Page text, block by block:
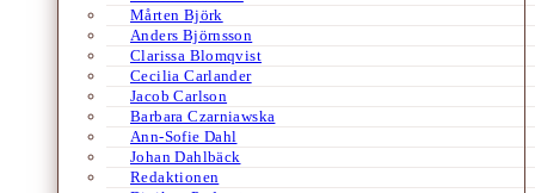
Mårten Björk
Anders Björnsson
Clarissa Blomqvist
Cecilia Carlander
Jacob Carlson
Barbara Czarniawska
Ann-Sofie Dahl
Johan Dahlbäck
Redaktionen